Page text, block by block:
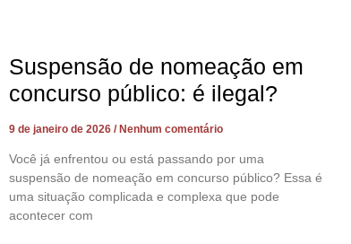
Suspensão de nomeação em
concurso público: é ilegal?
9 de janeiro de 2026 Nenhum comentário
Você já enfrentou ou está passando por uma
suspensão de nomeação em concurso público? Essa é
uma situação complicada e complexa que pode
acontecer com